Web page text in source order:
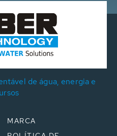
de água, energia e
MARCA